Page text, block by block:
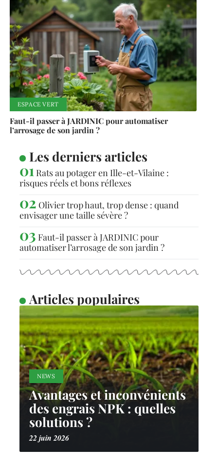
ESPACE VERT
Faut-il passer à JARDINIC pour automatiser
l’arrosage de son jardin ?
Les derniers articles
Rats au potager en Ille-et-Vilaine :
risques réels et bons réflexes
Olivier trop haut, trop dense : quand
envisager une taille sévère ?
Faut-il passer à JARDINIC pour
automatiser l’arrosage de son jardin ?
Articles populaires
NEWS
Avantages et inconvénients
des engrais NPK : quelles
solutions ?
22 juin 2026